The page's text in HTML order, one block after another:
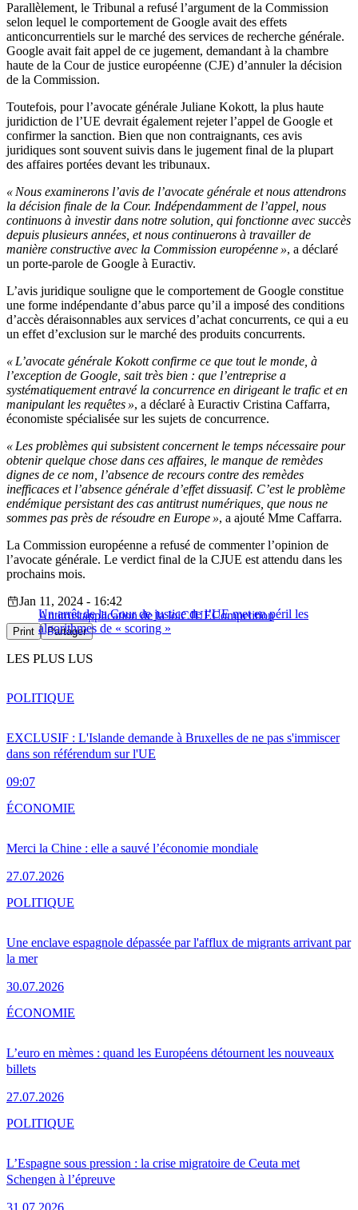
Parallèlement, le Tribunal a refusé l’argument de la Commission
selon lequel le comportement de Google avait des effets
anticoncurrentiels sur le marché des services de recherche générale.
Google avait fait appel de ce jugement, demandant à la chambre
haute de la Cour de justice européenne (CJE) d’annuler la décision
de la Commission.
Toutefois, pour l’avocate générale Juliane Kokott, la plus haute
juridiction de l’UE devrait également rejeter l’appel de Google et
confirmer la sanction. Bien que non contraignants, ces avis
juridiques sont souvent suivis dans le jugement final de la plupart
des affaires portées devant les tribunaux.
« Nous examinerons l’avis de l’avocate générale et nous attendrons
la décision finale de la Cour. Indépendamment de l’appel, nous
continuons à investir dans notre solution, qui fonctionne avec succès
depuis plusieurs années, et nous continuerons à travailler de
manière constructive avec la Commission européenne », a déclaré
un porte-parole de Google à Euractiv.
L’avis juridique souligne que le comportement de Google constitue
une forme indépendante d’abus parce qu’il a imposé des conditions
d’accès déraisonnables aux services d’achat concurrents, ce qui a eu
un effet d’exclusion sur le marché des produits concurrents.
« L’avocate générale Kokott confirme ce que tout le monde, à
l’exception de Google, sait très bien : que l’entreprise a
systématiquement entravé la concurrence en dirigeant le trafic et en
manipulant les requêtes », a déclaré à Euractiv Cristina Caffarra,
économiste spécialisée sur les sujets de concurrence.
« Les problèmes qui subsistent concernent le temps nécessaire pour
obtenir quelque chose dans ces affaires, le manque de remèdes
dignes de ce nom, l’absence de recours contre des remèdes
inefficaces et l’absence générale d’effet dissuasif. C’est le problème
endémique persistant des cas antitrust numériques, que nous ne
sommes pas près de résoudre en Europe », a ajouté Mme Caffarra.
La Commission européenne a refusé de commenter l’opinion de
l’avocate générale. Le verdict final de la CJUE est attendu dans les
prochains mois.
Un arrêt de la Cour de justice de l’UE met en péril les
algorithmes de « scoring »
Jan 11, 2024 - 16:42
Antitrustapplication de la loiCJUECompetition
Print Partager
LES PLUS LUS
EXCLUSIF : L'Islande demande à Bruxelles de ne pas s'immiscer
dans son référendum sur l'UE
09:07
POLITIQUE
Merci la Chine : elle a sauvé l’économie mondiale
27.07.2026
ÉCONOMIE
Une enclave espagnole dépassée par l'afflux de migrants arrivant par
la mer
30.07.2026
POLITIQUE
L’euro en mèmes : quand les Européens détournent les nouveaux
billets
27.07.2026
ÉCONOMIE
L’Espagne sous pression : la crise migratoire de Ceuta met
Schengen à l’épreuve
31.07.2026
POLITIQUE